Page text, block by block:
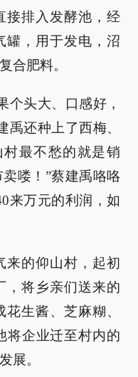
接排入发酵池，经
罐，用于发电，沼
合肥料。
个头大、口感好，
禹还种上了西梅、
最不愁的就是销
喽！”蔡建禹咯咯
来万元的利润，如
来的仰山村，起初
，将乡亲们送来的
生酱、芝麻糊、
将企业迁至村内的
展。